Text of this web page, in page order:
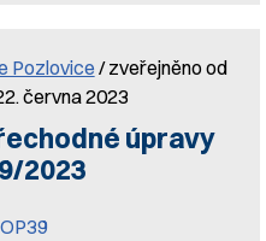
Pozlovice / zveřejněno od
června 2023
úpravy
2023